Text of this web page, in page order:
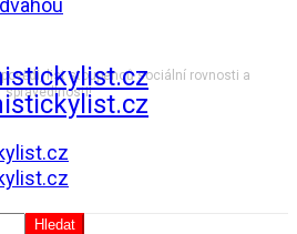
Hledat
list stoupenců sociální rovnosti a
spravedlnosti!